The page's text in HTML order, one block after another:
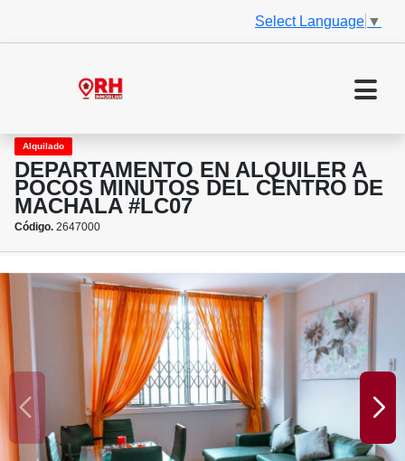
Select Language ▼
Alquilado
DEPARTAMENTO EN ALQUILER A
POCOS MINUTOS DEL CENTRO DE
MACHALA #LC07
Código. 2647000